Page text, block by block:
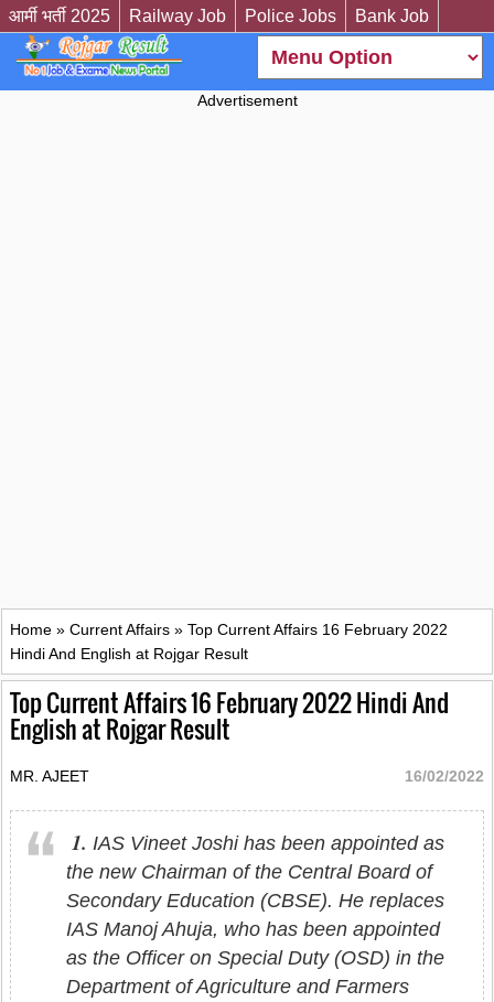
आर्मी भर्ती 2025 Railway Job Police Jobs Bank Job
Advertisement
Home » Current Affairs » Top Current Affairs 16 February 2022
Hindi And English at Rojgar Result
Top Current Affairs 16 February 2022 Hindi And
English at Rojgar Result
MR. AJEET 16/02/2022
1. IAS Vineet Joshi has been appointed as
the new Chairman of the Central Board of
Secondary Education (CBSE). He replaces
IAS Manoj Ahuja, who has been appointed
as the Officer on Special Duty (OSD) in the
Department of Agriculture and Farmers